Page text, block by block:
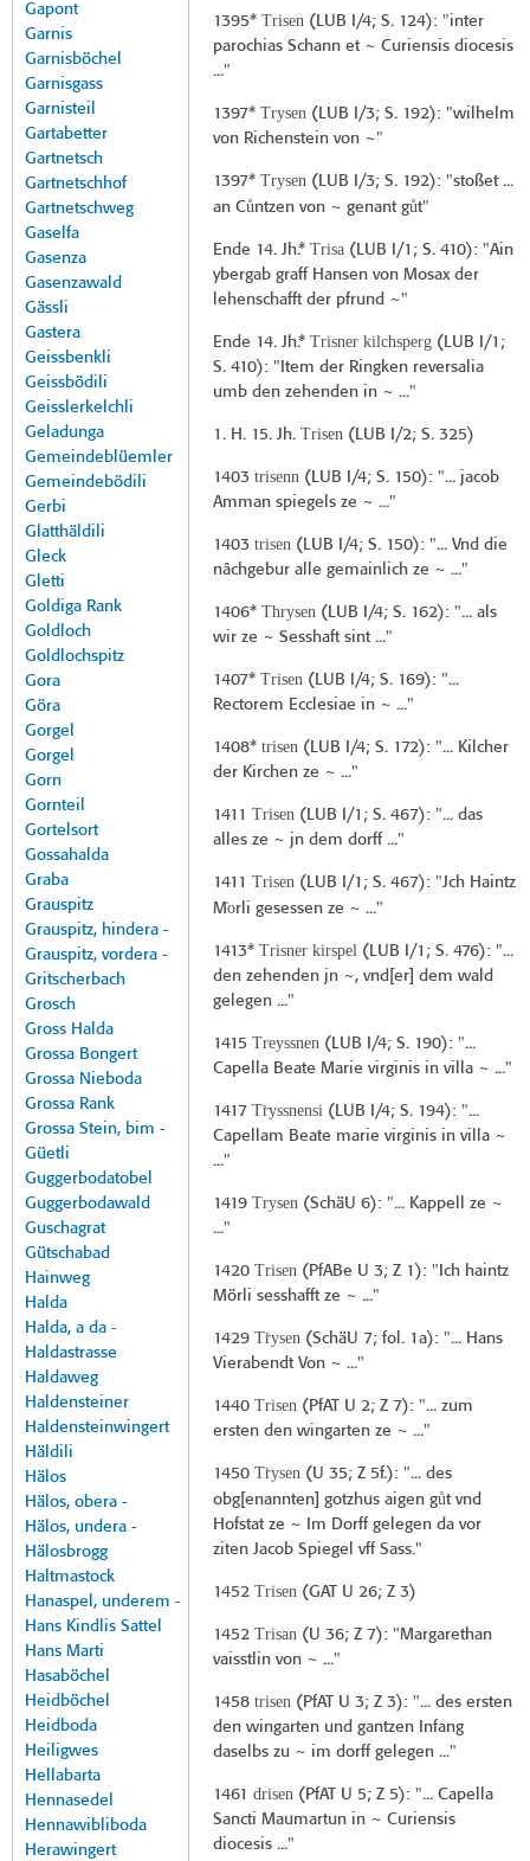
Gapont
Garnis
Garnisböchel
Garnisgass
Garnisteil
Gartabetter
Gartnetsch
Gartnetschhof
Gartnetschweg
Gaselfa
Gasenza
Gasenzawald
Gässli
Gastera
Geissbenkli
Geissbödili
Geisslerkelchli
Geladunga
Gemeindeblüemler
Gemeindebödili
Gerbi
Glatthäldili
Gleck
Gletti
Goldiga Rank
Goldloch
Goldlochspitz
Gora
Göra
Gorgel
Gorgel
Gorn
Gornteil
Gortelsort
Gossahalda
Graba
Grauspitz
Grauspitz, hindera -
Grauspitz, vordera -
Gritscherbach
Grosch
Gross Halda
Grossa Bongert
Grossa Nieboda
Grossa Rank
Grossa Stein, bim -
Güetli
Guggerbodatobel
Guggerbodawald
Guschagrat
Gütschabad
Hainweg
Halda
Halda, a da -
Haldastrasse
Haldaweg
Haldensteiner
Haldensteinwingert
Häldili
Hälos
Hälos, obera -
Hälos, undera -
Hälosbrogg
Haltmastock
Hanaspel, underem -
Hans Kindlis Sattel
Hans Marti
Hasaböchel
Heidböchel
Heidboda
Heiligwes
Hellabarta
Hennasedel
Hennawibliboda
Herawingert
1395* Trisen( LUB I/4; S. 124): "inter
parochias Schann et ~ Curiensis diocesis
..."
1397* Trysen( LUB I/3; S. 192): "wilhelm
von Richenstein von ~"
1397* Trysen( LUB I/3; S. 192): "stoßet ...
an Cůntzen von ~ genant gůt"
Ende 14. Jh.* Trisa( LUB I/1 ; S. 410): "Ain
ybergab graff Hansen von Mosax der
lehenschafft der pfrund ~"
Ende 14. Jh.* Trisner kilchsperg( LUB I/1 ;
S. 410): "Item der Ringken reversalia
umb den zehenden in ~ ..."
1. H. 15. Jh. Trisen( LUB I/2; S. 325)
1403 trisenn( LUB I/4; S. 150): "... jacob
Amman spiegels ze ~ ..."
1403 trisen( LUB I/4; S. 150): "... Vnd die
nâchgebur alle gemainlich ze ~ ..."
1406* Thrysen( LUB I/4; S. 162): "... als
wir ze ~ Sesshaft sint ..."
1407* Trisen( LUB I/4; S. 169): "...
Rectorem Ecclesiae in ~ ..."
1408* trisen( LUB I/4; S. 172): "... Kilcher
der Kirchen ze ~ ..."
1411 Trisen( LUB I/1 ; S. 467): "... das
alles ze ~ jn dem dorff ..."
1411 Trisen( LUB I/1 ; S. 467): "Jch Haintz
Ṁorli gesessen ze ~ ..."
1413* Trisner kirspel( LUB I/1 ; S. 476): "...
den zehenden jn ~, vnd[er] dem wald
gelegen ..."
1415 Treyssnen( LUB I/4; S. 190): "...
Capella Beate Marie virginis in villa ~ ..."
1417 Tr̀yssnensi( LUB I/4; S. 194): "...
Capellam Beate marie virginis in villa ~
..."
1419 Trysen(SchäU 6): "... Kappell ze ~
..."
1420 Trisen( PfABe U 3; Z 1): "Ich haintz
Mörli sesshafft ze ~ ..."
1429 Tr̀ysen(SchäU 7; fol. 1a): "... Hans
Vierabendt Von ~ ..."
1440 Trisen( PfAT U 2; Z 7): "... zum
ersten den wingarten ze ~ ..."
1450 Tr̀ysen(U 35; Z 5f.): "... des
obg[enannten] gotzhus aigen gůt vnd
Hofstat ze ~ Im Dorff gelegen da vor
ziten Jacob Spiegel vff Sass."
1452 Trisen(GAT U 26; Z 3)
1452 Trisan(U 36; Z 7): "Margarethan
vaisstlin von ~ ..."
1458 trisen( PfAT U 3; Z 3): "... des ersten
den wingarten und gantzen Infang
daselbs zu ~ im dorff gelegen ..."
1461 drisen( PfAT U 5; Z 5): "... Capella
Sancti Maumartun in ~ Curiensis
diocesis ..."